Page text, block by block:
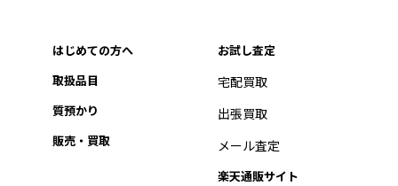
はじめての方へ
取扱品目
質預かり
販売・買取
お試し査定
宅配買取
出張買取
メール査定
楽天通販サイト